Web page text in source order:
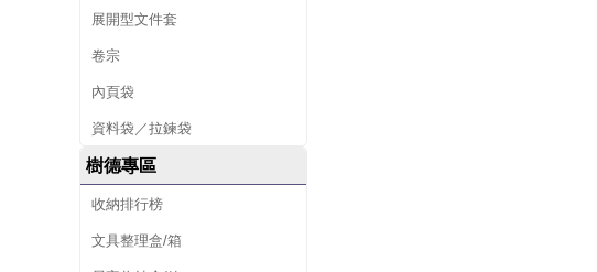
展開型文件套
卷宗
內頁袋
資料袋／拉鍊袋
樹德專區
收納排行榜
文具整理盒/箱